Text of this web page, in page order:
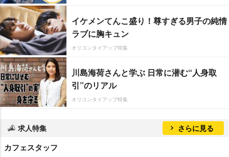
イケメンてんこ盛り！尊すぎる男子の純情
ラブに胸キュン
オリコンタイアップ特集
川島海荷さんと学ぶ 日常に潜む“人身取
引”のリアル
オリコンタイアップ特集
求人特集 さらに見る
カフェスタッフ